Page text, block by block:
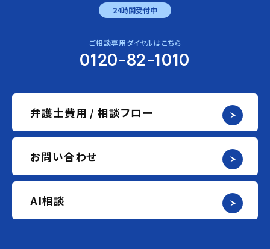
24時間受付中
ご相談専用ダイヤルはこちら
0120-82-1010
弁護士費用 / 相談フロー
お問い合わせ
AI相談